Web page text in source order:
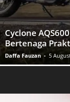
Cyclone
Bertenaga
Daffa Fauzan - 5